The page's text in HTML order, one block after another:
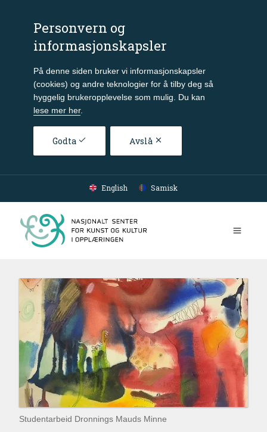
Personvern og
informasjonskapsler
På denne siden bruker vi informasjonskapsler
(cookies) og andre teknologier for å tilby deg så
hyggelig brukeropplevelse som mulig. Du kan
lese mer her.
Godta Avslå
Gå til hovedinnhold
English Samisk
Studentarbeid Dronnings Mauds Minne